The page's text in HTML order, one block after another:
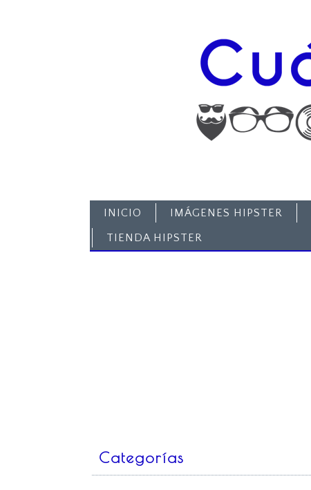
INICIO IMÁGENES HIPSTER
TIENDA HIPSTER
Categorías